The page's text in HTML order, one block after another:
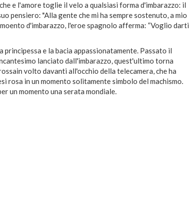
e l'amore toglie il velo a qualsiasi forma d'imbarazzo: il
pensiero: "Alla gente che mi ha sempre sostenuto, a mio
d'imbarazzo, l'eroe spagnolo afferma: “Voglio darti
principessa e la bacia appassionatamente. Passato il
lanciato dall'imbarazzo, quest'ultimo torna
volto davanti all'occhio della telecamera, che ha
rosa in un momento solitamente simbolo del machismo.
un momento una serata mondiale.